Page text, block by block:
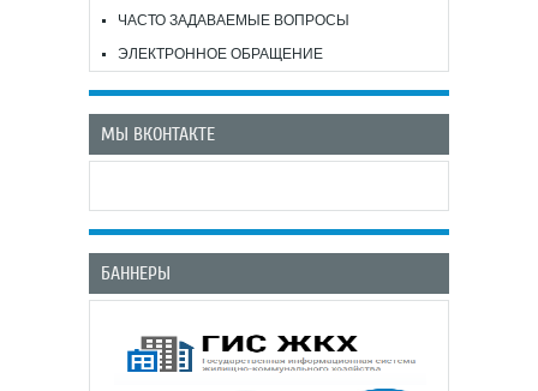
ЧАСТО ЗАДАВАЕМЫЕ ВОПРОСЫ
ЭЛЕКТРОННОЕ ОБРАЩЕНИЕ
МЫ ВКОНТАКТЕ
БАННЕРЫ